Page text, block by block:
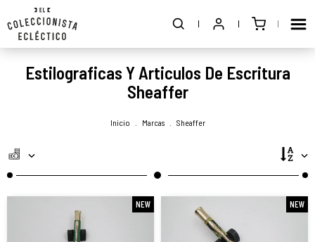
Estilograficas Y Articulos De Escritura
Sheaffer
Inicio Marcas Sheaffer
NEW NEW